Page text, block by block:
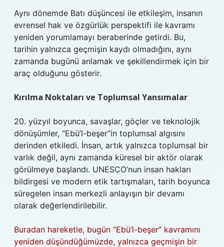
Aynı dönemde Batı düşüncesi ile etkileşim, insanın
evrensel hak ve özgürlük perspektifi ile kavramı
yeniden yorumlamayı beraberinde getirdi. Bu,
tarihin yalnızca geçmişin kaydı olmadığını, aynı
zamanda bugünü anlamak ve şekillendirmek için bir
araç olduğunu gösterir.
Kırılma Noktaları ve Toplumsal Yansımalar
20. yüzyıl boyunca, savaşlar, göçler ve teknolojik
dönüşümler, “Ebü’l-beşer”in toplumsal algısını
derinden etkiledi. İnsan, artık yalnızca toplumsal bir
varlık değil, aynı zamanda küresel bir aktör olarak
görülmeye başlandı. UNESCO’nun insan hakları
bildirgesi ve modern etik tartışmaları, tarih boyunca
süregelen insan merkezli anlayışın bir devamı
olarak değerlendirilebilir.
Buradan hareketle, bugün “Ebü’l-beşer” kavramını
yeniden düşündüğümüzde, yalnızca geçmişin bir